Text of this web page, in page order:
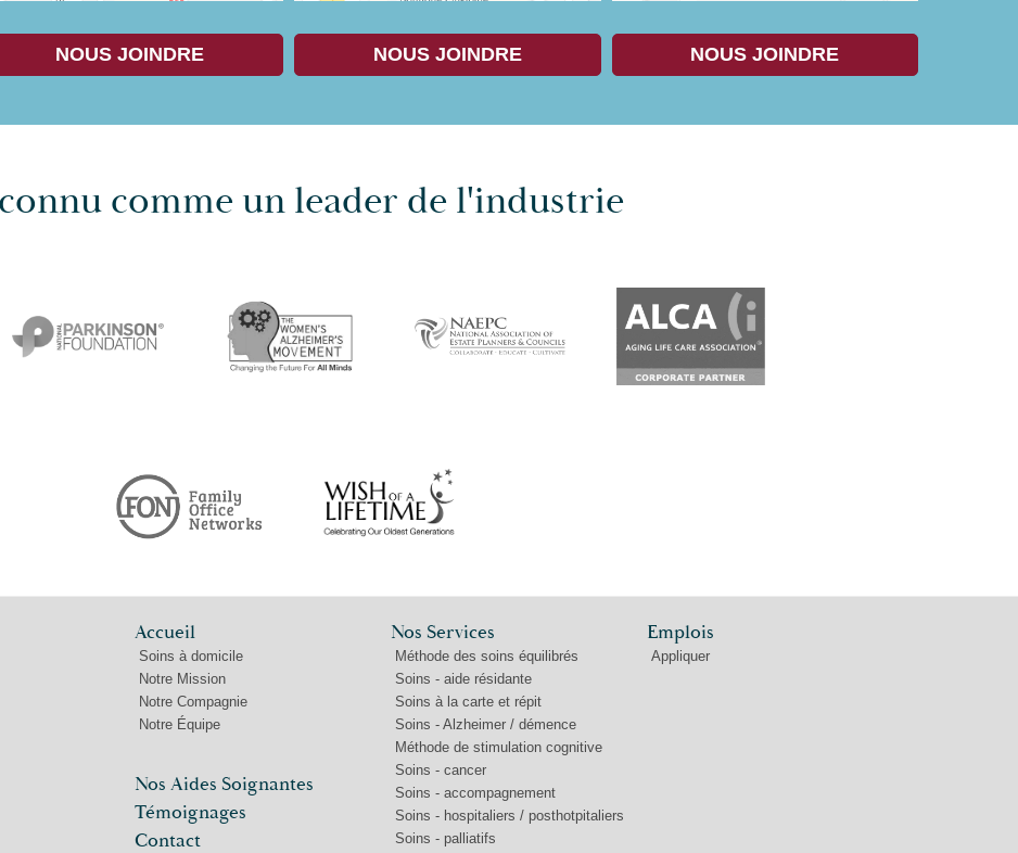
NOUS JOINDRE NOUS JOINDRE NOUS JOINDRE
comme un leader de l'industrie
Accueil
Soins à domicile
Notre Mission
Notre Compagnie
Notre Équipe
Nos Aides Soignantes
Témoignages
Contact
Nos Services
Méthode des soins équilibrés
Soins - aide résidante
Soins à la carte et répit
Soins - Alzheimer / démence
Méthode de stimulation cognitive
Soins - cancer
Soins - accompagnement
Soins - hospitaliers / posthotpitaliers
Soins - palliatifs
Emplois
Appliquer